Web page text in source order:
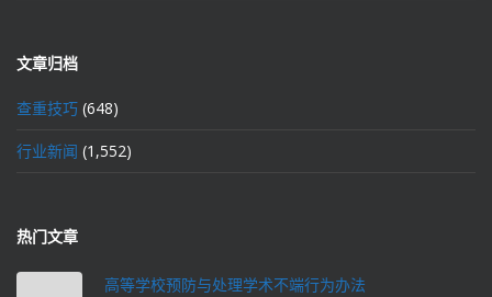
文章归档
查重技巧 (648)
行业新闻 (1,552)
热门文章
高等学校预防与处理学术不端行为办法